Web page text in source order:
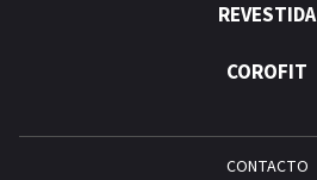
REVESTIDA
COROFIT
CONTACTO